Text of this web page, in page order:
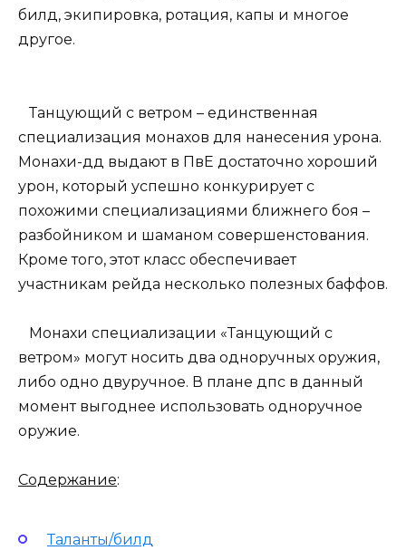
билд, экипировка, ротация, капы и многое
другое.
Танцующий с ветром – единственная
специализация монахов для нанесения урона.
Монахи-дд выдают в ПвЕ достаточно хороший
урон, который успешно конкурирует с
похожими специализациями ближнего боя –
разбойником и шаманом совершенстования.
Кроме того, этот класс обеспечивает
участникам рейда несколько полезных баффов.
Монахи специализации «Танцующий с
ветром» могут носить два одноручных оружия,
либо одно двуручное. В плане дпс в данный
момент выгоднее использовать одноручное
оружие.
Содержание:
Таланты/билд